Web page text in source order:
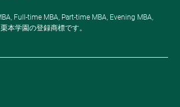
Full-time MBA, Part-time MBA, Evening MBA,
本学園の登録商標です。